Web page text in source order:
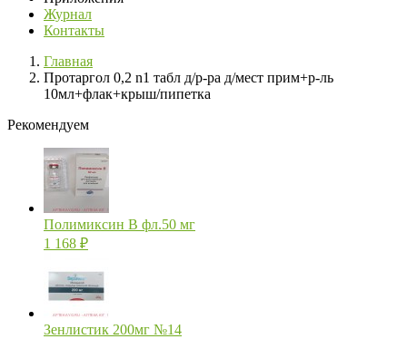
Журнал
Контакты
Главная
Протаргол 0,2 n1 табл д/р-ра д/мест прим+р-ль
10мл+флак+крыш/пипетка
Рекомендуем
Полимиксин В фл.50 мг
1 168 ₽
Зенлистик 200мг №14